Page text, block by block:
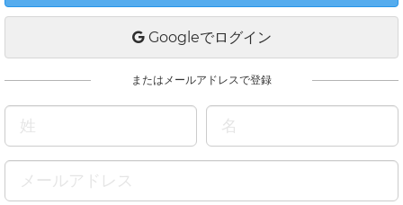
Googleでログイン
またはメールアドレスで登録